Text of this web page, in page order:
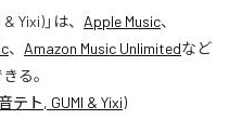
Yixi)」は、 Apple Music、
、 Amazon Music Unlimitedなど
る。
テト, GUMI & Yixi)